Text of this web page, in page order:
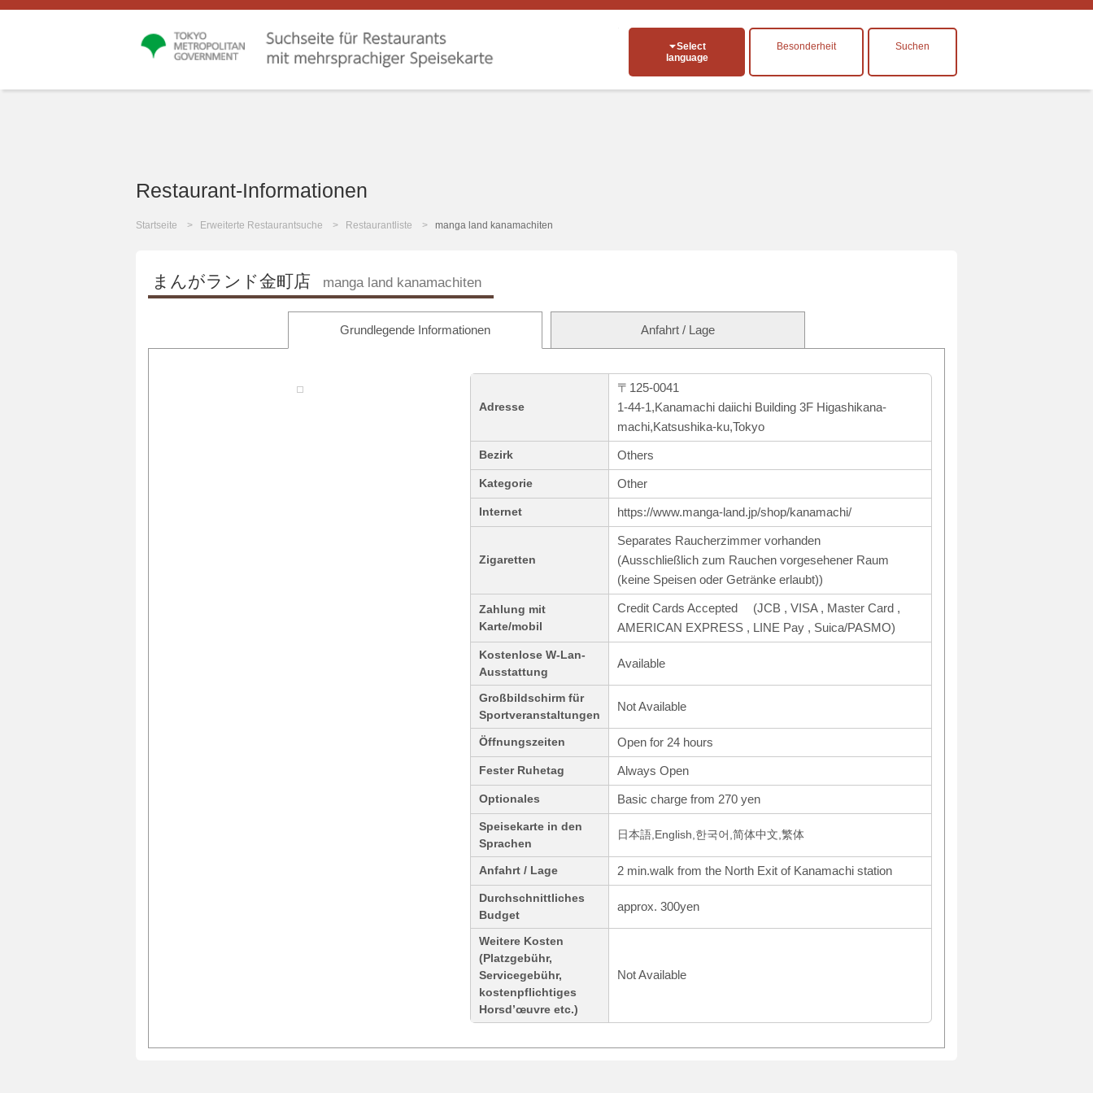
Select
language
Besonderheit Suchen
Restaurant-Informationen
Startseite Erweiterte Restaurantsuche Restaurantliste manga land kanamachiten
まんがランド金町店 manga land kanamachiten
Grundlegende Informationen Anfahrt / Lage
Adresse
〒125-0041
1-44-1,Kanamachi daiichi Building 3F Higashikana-
machi,Katsushika-ku,Tokyo
Bezirk Others
Kategorie Other
Internet https://www.manga-land.jp/shop/kanamachi/
Zigaretten
Separates Raucherzimmer vorhanden
(Ausschließlich zum Rauchen vorgesehener Raum
(keine Speisen oder Getränke erlaubt))
Zahlung mit
Karte/mobil
Credit Cards Accepted (JCB , VISA , Master Card ,
AMERICAN EXPRESS , LINE Pay , Suica/PASMO)
Kostenlose W-Lan-
Ausstattung
Available
Großbildschirm für
Sportveranstaltungen
Not Available
Öffnungszeiten Open for 24 hours
Fester Ruhetag Always Open
Optionales Basic charge from 270 yen
Speisekarte in den
Sprachen
日本語,English,한국어,简体中文,繁体
Anfahrt / Lage 2 min.walk from the North Exit of Kanamachi station
Durchschnittliches
Budget
approx. 300yen
Weitere Kosten
(Platzgebühr,
Servicegebühr,
kostenpflichtiges
Horsd’œuvre etc.)
Not Available